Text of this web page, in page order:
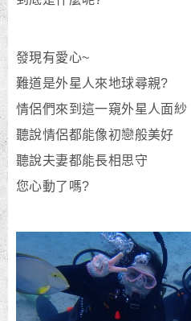
發現有愛心~
難道是外星人來地球尋親?
情侶們來到這一窺外星人面紗
聽說情侶都能像初戀般美好
聽說夫妻都能長相思守
您心動了嗎?